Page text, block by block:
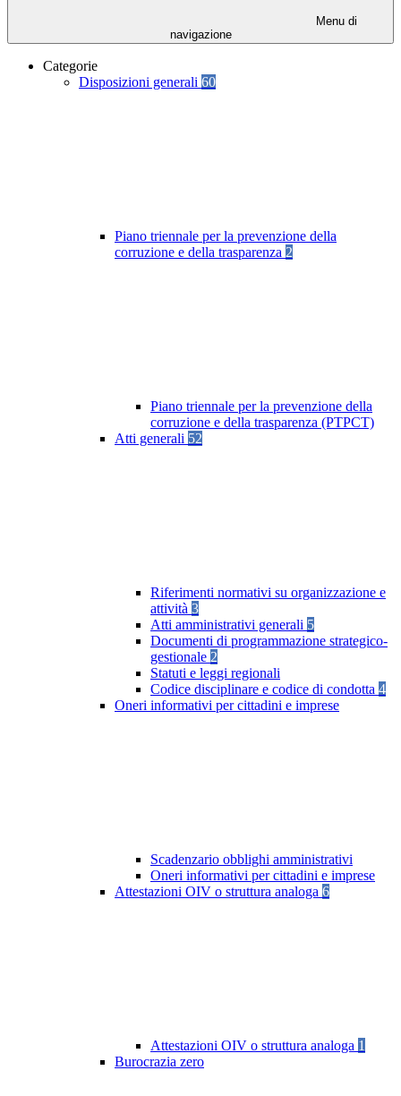
Menu di
navigazione
Categorie
Disposizioni generali 60
Piano triennale per la prevenzione della
corruzione e della trasparenza 2
Piano triennale per la prevenzione della
corruzione e della trasparenza (PTPCT)
Atti generali 52
Riferimenti normativi su organizzazione e
attività 3
Atti amministrativi generali 5
Documenti di programmazione strategico-
gestionale 2
Statuti e leggi regionali
Codice disciplinare e codice di condotta 4
Oneri informativi per cittadini e imprese
Scadenzario obblighi amministrativi
Oneri informativi per cittadini e imprese
Attestazioni OIV o struttura analoga 6
Attestazioni OIV o struttura analoga 1
Burocrazia zero